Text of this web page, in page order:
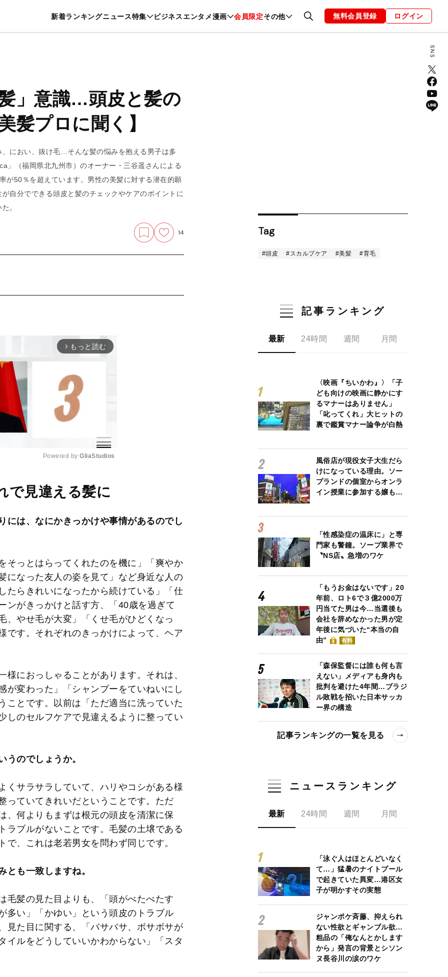
新着ランキングニュース特集 ビジネスエンタメ漫画 会員限定その他
暮らし スポーツ ヘルスケア 美容 グルメ ファッション 恋愛・結婚 編集部 お知らせ
無料会員登録 ログイン
」意識…頭皮と髪の
髪プロに聞く】
におい、抜け毛…そんな髪の悩みを抱える男子は多
」（福岡県北九州市）のオーナー・三谷遥さんによる
が50％を超えています。男性の美髪に対する潜在的願
自分でできる頭皮と髪のチェックやケアのポイントに
。
14
arrow_forward_ios もっと読む
M
u
e
Powered by GliaStudios
で見違える髪に
は、なにかきっかけや事情があるのでし
そっとはらってくれたのを機に」「爽やか
になった友人の姿を見て」など身近な人の
たらきれいになったから続けている」「仕
ンがきっかけと話す方、「40歳を過ぎて
、やせ毛が大変」「くせ毛がひどくなっ
です。それぞれのきっかけによって、ヘア
におっしゃることがあります。それは、
が変わった」「シャンプーをていねいにし
ことです。以前は「ただ適当に洗っていた
しのセルフケアで見違えるように整ってい
のでしょうか。
くサラサラしていて、ハリやコシがある様
っていてきれいだということです。ただ
、何よりもまずは根元の頭皮を清潔に保
ラブルがないことです。毛髪の土壌である
、これは老若男女を問わず同じです。
も一致しますね。
毛髪の見た目よりも、「頭がべたべたす
多い」「かゆい」という頭皮のトラブル
見た目に関する、「バサバサ、ボサボサが
イルをどうしていいかわからない」「スタ
Tag
#頭皮 #スカルプケア #美髪 #育毛
記事ランキング
最新 24時間 週間 月間
〈映画『ちいかわ』〉「子
ども向けの映画に静かにす
るマナーはありません」
「叱ってくれ」大ヒットの
裏で鑑賞マナー論争が白熱
風俗店が現役女子大生だら
けになっている理由。ソー
プランドの個室からオンラ
イン授業に参加する嬢も…
「性感染症の温床に」と専
門家も警鐘。ソープ業界で
〝NS店〟急増のワケ
「もうお金はないです」20
年前、ロト6で３億2000万
円当てた男は今…当選後も
会社を辞めなかった男が定
年後に気づいた“本当の自
由”
有料
「森保監督には誰も何も言
えない」メディアも身内も
批判を避けた4年間…ブラジ
ル敗戦を招いた日本サッカ
ー界の構造
記事ランキングの一覧を見る
ニュースランキング
最新 24時間 週間 月間
「泳ぐ人はほとんどいなく
て…」猛暑のナイトプール
で起きていた異変…港区女
子が明かすその実態
ジャンポケ斉藤、抑えられ
ない性欲とギャンブル欲…
粗品の「俺なんとかします
から」発言の背景とシソン
ヌ長谷川の涙のワケ